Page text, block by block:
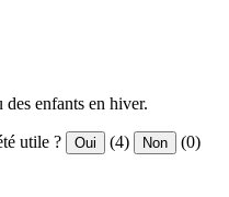
des enfants en hiver.
utile ? Oui (4) Non (0)